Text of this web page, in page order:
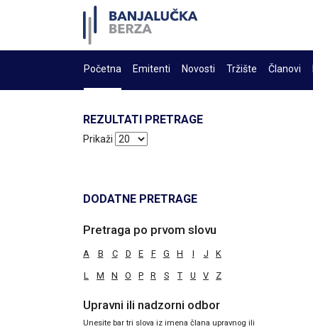
Početna Emitenti Novosti Tržište Članovi
REZULTATI PRETRAGE
Prikaži
DODATNE PRETRAGE
Pretraga po prvom slovu
A B C D E F G H I J K
L M N O P R S T U V Z
Upravni ili nadzorni odbor
Unesite bar tri slova iz imena člana upravnog ili